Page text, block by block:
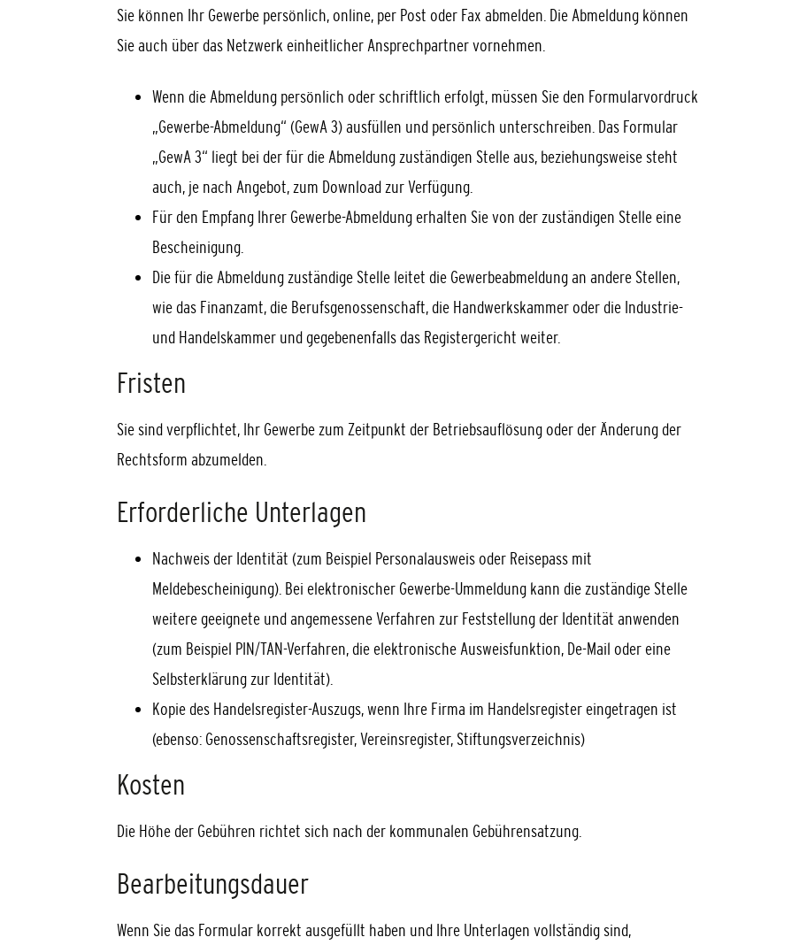
Sie können Ihr Gewerbe persönlich, online, per Post oder Fax abmelden. Die Abmeldung können
Sie auch über das Netzwerk einheitlicher Ansprechpartner vornehmen.
Wenn die Abmeldung persönlich oder schriftlich erfolgt, müssen Sie den Formularvordruck
„Gewerbe-Abmeldung“ (GewA 3) ausfüllen und persönlich unterschreiben. Das Formular
„GewA 3“ liegt bei der für die Abmeldung zuständigen Stelle aus, beziehungsweise steht
auch, je nach Angebot, zum Download zur Verfügung.
Für den Empfang Ihrer Gewerbe-Abmeldung erhalten Sie von der zuständigen Stelle eine
Bescheinigung.
Die für die Abmeldung zuständige Stelle leitet die Gewerbeabmeldung an andere Stellen,
wie das Finanzamt, die Berufsgenossenschaft, die Handwerkskammer oder die Industrie-
und Handelskammer und gegebenenfalls das Registergericht weiter.
Fristen
Sie sind verpflichtet, Ihr Gewerbe zum Zeitpunkt der Betriebsauflösung oder der Änderung der
Rechtsform abzumelden.
Erforderliche Unterlagen
Nachweis der Identität (zum Beispiel Personalausweis oder Reisepass mit
Meldebescheinigung). Bei elektronischer Gewerbe-Ummeldung kann die zuständige Stelle
weitere geeignete und angemessene Verfahren zur Feststellung der Identität anwenden
(zum Beispiel PIN/TAN-Verfahren, die elektronische Ausweisfunktion, De-Mail oder eine
Selbsterklärung zur Identität).
Kopie des Handelsregister-Auszugs, wenn Ihre Firma im Handelsregister eingetragen ist
(ebenso: Genossenschaftsregister, Vereinsregister, Stiftungsverzeichnis)
Kosten
Die Höhe der Gebühren richtet sich nach der kommunalen Gebührensatzung.
Bearbeitungsdauer
Wenn Sie das Formular korrekt ausgefüllt haben und Ihre Unterlagen vollständig sind,